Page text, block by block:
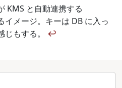
KMS と自動連携する
メージ。キーは DB に入っ
じもする。 ↩